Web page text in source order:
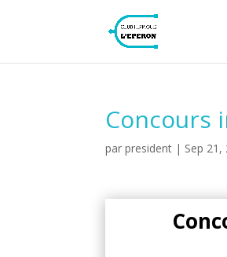
Concours
parpresident | Sep 21,